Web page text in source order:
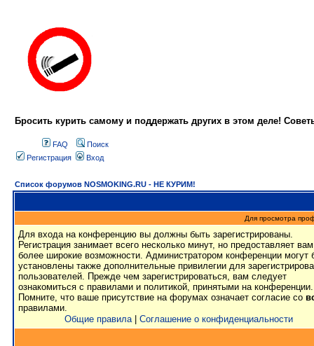
Бросить курить самому и поддержать других в этом деле!
FAQ
Поиск
Регистрация
Вход
Список форумов NOSMOKING.RU - НЕ КУРИМ!
Для просмотра
Для входа на конференцию вы должны быть зарегистрированы.
Регистрация занимает всего несколько минут, но предоставляет вам
более широкие возможности. Администратором конференции могут
установлены также дополнительные привилегии для
пользователей. Прежде чем зарегистрироваться, вам следует
ознакомиться с правилами и политикой, принятыми на конференции.
Помните, что ваше присутствие на форумах означает согласие со
правилами.
Общие правила| Соглашение о конфиденциальности